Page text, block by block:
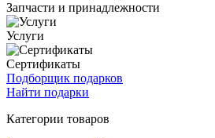
Запчасти и принадлежности
Услуги
Сертификаты
Подборщик подарков
Найти подарки
Категории товаров